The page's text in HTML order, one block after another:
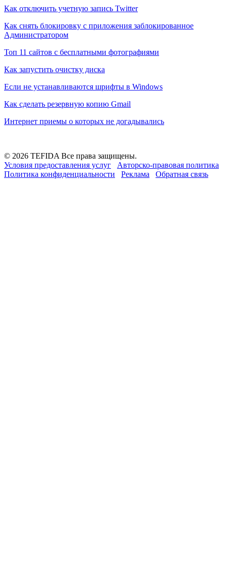
Как отключить учетную запись Twitter
Как снять блокировку с приложения заблокированное
Администратором
Топ 11 сайтов с бесплатными фотографиями
Как запустить очистку диска
Если не устанавливаются шрифты в Windows
Как сделать резервную копию Gmail
Интернет приемы о которых не догадывались
© 2026 TEFIDA Все права защищены.
Условия предоставления услуг
Авторско-правовая политика
Политика конфиденциальности
Реклама Обратная связь